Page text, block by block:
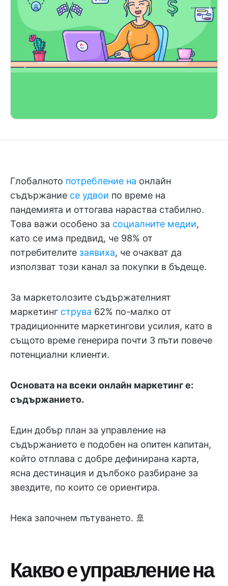
Глобалното потребление на онлайн
съдържание се удвои по време на
пандемията и оттогава нараства стабилно.
Това важи особено за социалните медии,
като се има предвид, че 98% от
потребителите заявиха, че очакват да
използват този канал за покупки в бъдеще.
За маркетолозите съдържателният
маркетинг струва 62% по-малко от
традиционните маркетингови усилия, като в
същото време генерира почти 3 пъти повече
потенциални клиенти.
Основата на всеки онлайн маркетинг е:
съдържанието.
Един добър план за управление на
съдържанието е подобен на опитен капитан,
който отплава с добре дефинирана карта,
ясна дестинация и дълбоко разбиране за
звездите, по които се ориентира.
Нека започнем пътуването. 🚢
Какво е управление на